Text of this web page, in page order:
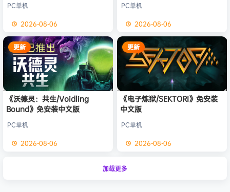
PC单机
2026-08-06
PC单机
2026-08-06
更新
《沃德灵：共生/Voidling
Bound》免安装中文版
PC单机
2026-08-06
更新
《电子炼狱/SEKTORI》免安装
中文版
PC单机
2026-08-06
加载更多